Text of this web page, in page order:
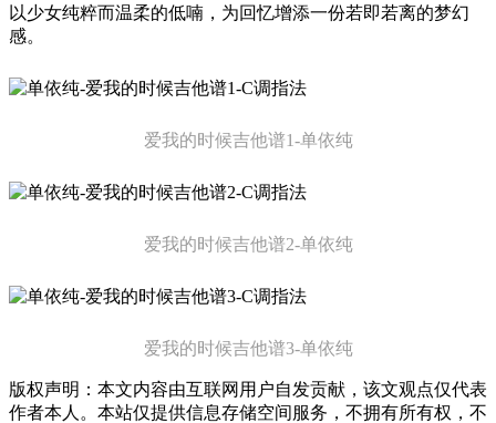
以少女纯粹而温柔的低喃，为回忆增添一份若即若离的梦幻
感。
爱我的时候吉他谱1-单依纯
爱我的时候吉他谱2-单依纯
爱我的时候吉他谱3-单依纯
版权声明：本文内容由互联网用户自发贡献，该文观点仅代表
作者本人。本站仅提供信息存储空间服务，不拥有所有权，不